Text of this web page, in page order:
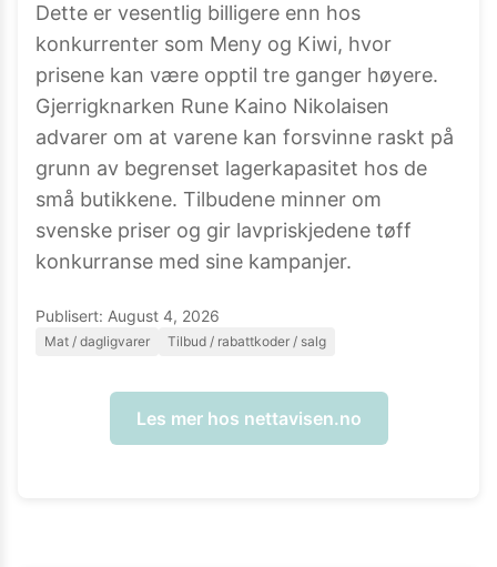
Dette er vesentlig billigere enn hos
konkurrenter som Meny og Kiwi, hvor
prisene kan være opptil tre ganger høyere.
Gjerrigknarken Rune Kaino Nikolaisen
advarer om at varene kan forsvinne raskt på
grunn av begrenset lagerkapasitet hos de
små butikkene. Tilbudene minner om
svenske priser og gir lavpriskjedene tøff
konkurranse med sine kampanjer.
Publisert: August 4, 2026
Mat / dagligvarer Tilbud / rabattkoder / salg
Les mer hos nettavisen.no